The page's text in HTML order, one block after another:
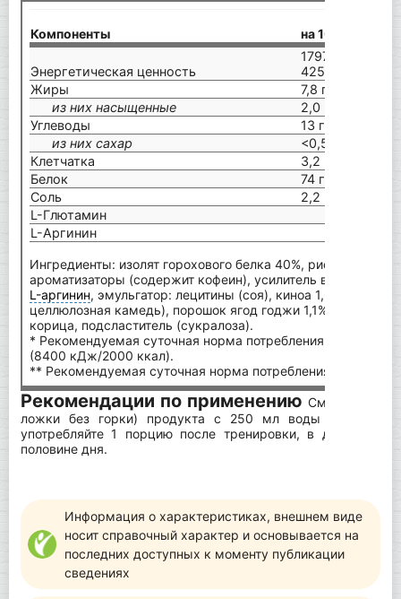
Компоненты на 100 г
Энергетическая ценность
1797 кДж /
425 ккал
Жиры
7,8 г
из них насыщенные
2,0 г
Углеводы
13 г
из них сахар
<0,5 г
Клетчатка
3,2 г
Белок
74 г
Соль
2,2 г
L-Глютамин
L-Аргинин
Ингредиенты: изолят горохового белка 40%, рисовый
ароматизаторы (содержит кофеин), усилитель вкуса
L-аргинин, эмульгатор: лецитины (соя), киноа 1,6%,
целлюлозная камедь), порошок ягод годжи 1,1%, порошок
корица, подсластитель (сукралоза).
* Рекомендуемая суточная норма потребления для
(8400 кДж/2000 ккал).
** Рекомендуемая суточная норма потребления не
Рекомендации по применению Смешайте 1
ложки без горки) продукта с 250 мл воды в
употребляйте 1 порцию после тренировки, в дни
половине дня.
Информация о характеристиках, внешнем виде
носит справочный характер и основывается на
последних доступных к моменту публикации
сведениях